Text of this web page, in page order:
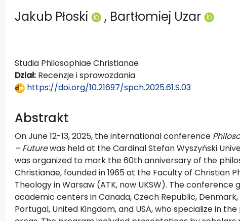
Jakub Płoski , Bartłomiej Uzar
Studia Philosophiae Christianae
Dział: Recenzje i sprawozdania
https://doi.org/10.21697/spch.2025.61.S.03
Abstrakt
On June 12-13, 2025, the international conference
– Futurewas held at the Cardinal Stefan Wyszyński
was organized to mark the 60th anniversary of the
Christianae, founded in 1965 at the Faculty of Christian
Theology in Warsaw (ATK, now UKSW). The
academic centers in Canada, Czech Republic,
Portugal, United Kingdom, and USA, who specialize in